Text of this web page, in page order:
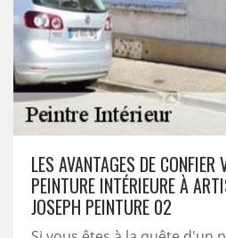
LES AVANTAGES DE
PEINTURE INTÉRIEURE À
JOSEPH PEINTURE 02